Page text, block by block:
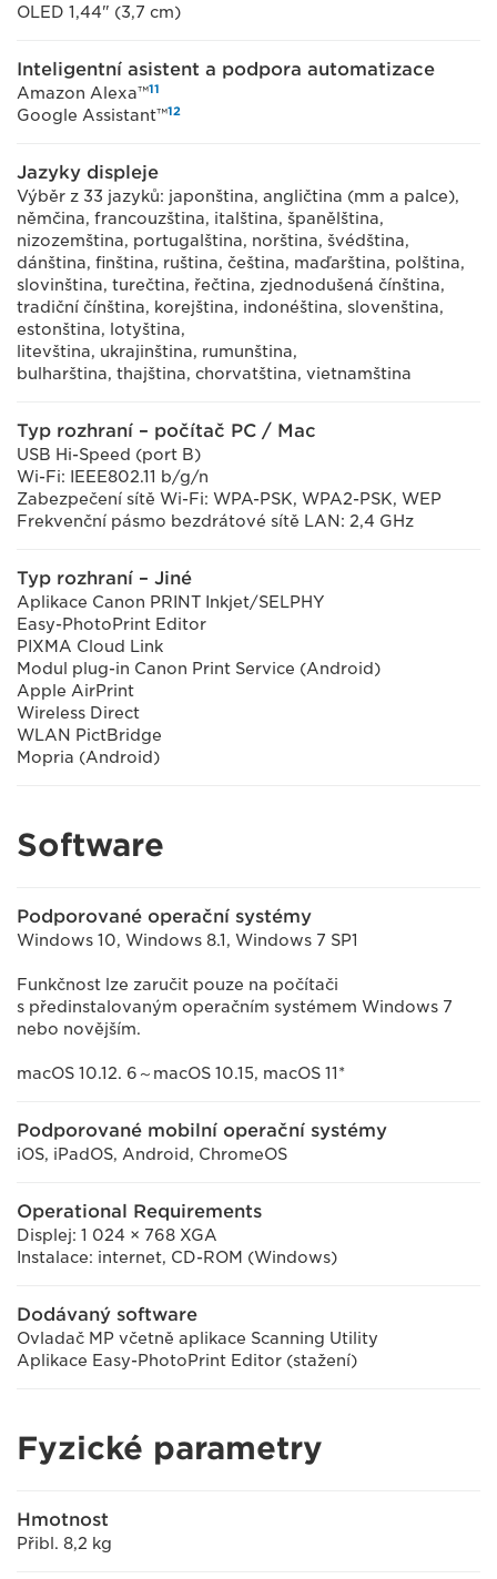
OLED 1,44" (3,7 cm)
Inteligentní asistent a podpora automatizace
Amazon Alexa™11
Google Assistant™12
Jazyky displeje
Výběr z 33 jazyků: japonština, angličtina (mm a palce),
němčina, francouzština, italština, španělština,
nizozemština, portugalština, norština, švédština,
dánština, finština, ruština, čeština, maďarština, polština,
slovinština, turečtina, řečtina, zjednodušená čínština,
tradiční čínština, korejština, indonéština, slovenština,
estonština, lotyština,
litevština, ukrajinština, rumunština,
bulharština, thajština, chorvatština, vietnamština
Typ rozhraní – počítač PC / Mac
USB Hi-Speed (port B)
Wi-Fi: IEEE802.11 b/g/n
Zabezpečení sítě Wi-Fi: WPA-PSK, WPA2-PSK, WEP
Frekvenční pásmo bezdrátové sítě LAN: 2,4 GHz
Typ rozhraní – Jiné
Aplikace Canon PRINT Inkjet/SELPHY
Easy-PhotoPrint Editor
PIXMA Cloud Link
Modul plug-in Canon Print Service (Android)
Apple AirPrint
Wireless Direct
WLAN PictBridge
Mopria (Android)
Software
Podporované operační systémy
Windows 10, Windows 8.1, Windows 7 SP1
Funkčnost lze zaručit pouze na počítači
s předinstalovaným operačním systémem Windows 7
nebo novějším.
macOS 10.12. 6～macOS 10.15, macOS 11*
Podporované mobilní operační systémy
iOS, iPadOS, Android, ChromeOS
Operational Requirements
Displej: 1 024 × 768 XGA
Instalace: internet, CD-ROM (Windows)
Dodávaný software
Ovladač MP včetně aplikace Scanning Utility
Aplikace Easy-PhotoPrint Editor (stažení)
Fyzické parametry
Hmotnost
Přibl. 8,2 kg